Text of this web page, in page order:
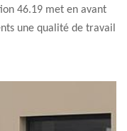
46.19 met en avant
une qualité de travail